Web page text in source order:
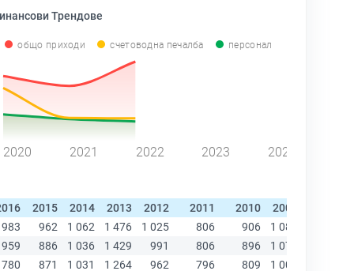
Трендове
общо приходи счетоводна печалба персонал
2020 2021 2022 2023 2024
2015 2014 2013 2012 2011 2010 2009